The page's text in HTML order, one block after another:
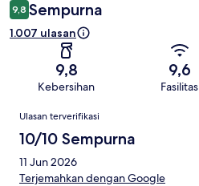
9,8 Sempurna
1.007 ulasan
9,8
Kebersihan
9,6
Fasilitas
Ulasan
Ulasan terverifikasi
10/10 Sempurna
11 Jun 2026
Terjemahkan dengan Google